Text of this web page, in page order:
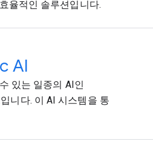
율적인 솔루션입니다.
AI
있는 일종의 AI인
니다. 이 AI 시스템을 통